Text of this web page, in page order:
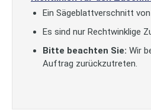
Ein Sägeblattverschnitt
Es sind nur Rechtwinklige
Bitte beachten Sie: Wir
Auftrag zurückzutreten.